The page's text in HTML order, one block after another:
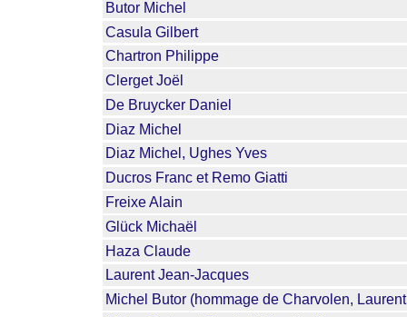
Butor Michel
Casula Gilbert
Chartron Philippe
Clerget Joël
De Bruycker Daniel
Diaz Michel
Diaz Michel, Ughes Yves
Ducros Franc et Remo Giatti
Freixe Alain
Glück Michaël
Haza Claude
Laurent Jean-Jacques
Michel Butor (hommage de Charvolen,